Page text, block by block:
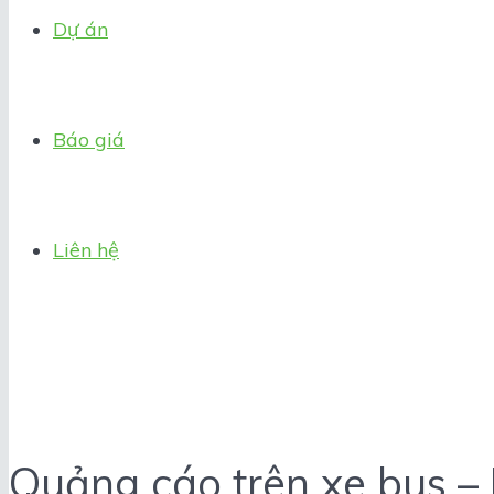
Dự án
Báo giá
Liên hệ
Quảng cáo trên xe bus